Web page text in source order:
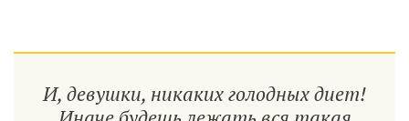
И, девушки, никаких голодных диет!